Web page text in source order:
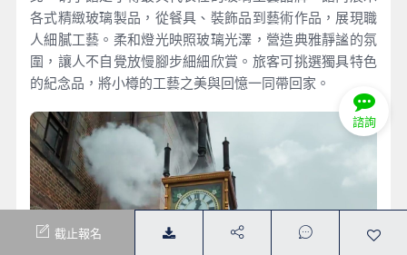
截止報名
各式精緻玻璃製品，從餐具、裝飾品到藝術作品，展現職
人細膩工藝。柔和燈光映照玻璃光澤，營造典雅靜謐的氛
圍，讓人不自覺放慢腳步細細欣賞。旅客可挑選獨具特色
的紀念品，將小樽的工藝之美與回憶一同帶回家。
諮詢